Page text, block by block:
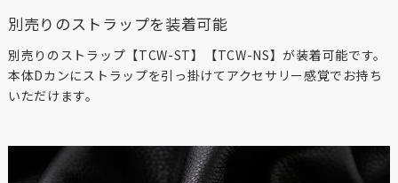
別売りのストラップを装着可能
別売りのストラップ【TCW-ST】【TCW-NS】が装着可能です。
本体Dカンにストラップを引っ掛けてアクセサリー感覚でお持ち
いただけます。